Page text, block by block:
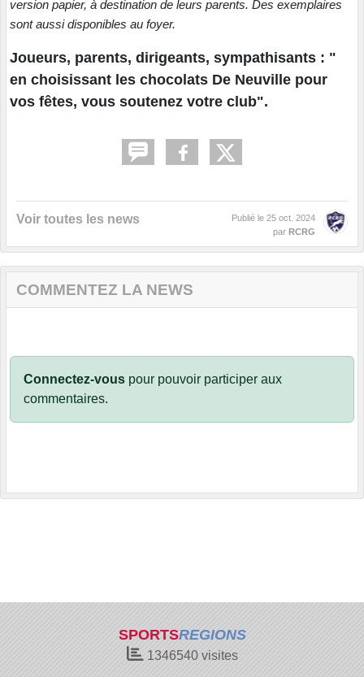
version papier, à destination de leurs parents. Des exemplaires
sont aussi disponibles au foyer.
Joueurs, parents, dirigeants, sympathisants : "
en choisissant les chocolats De Neuville pour
vos fêtes, vous soutenez votre club".
Voir toutes les news Publié le 25 oct. 2024
par RCRG
COMMENTEZ LA NEWS
Connectez-vous pour pouvoir participer aux
commentaires.
SPORTSREGIONS
1346540visites